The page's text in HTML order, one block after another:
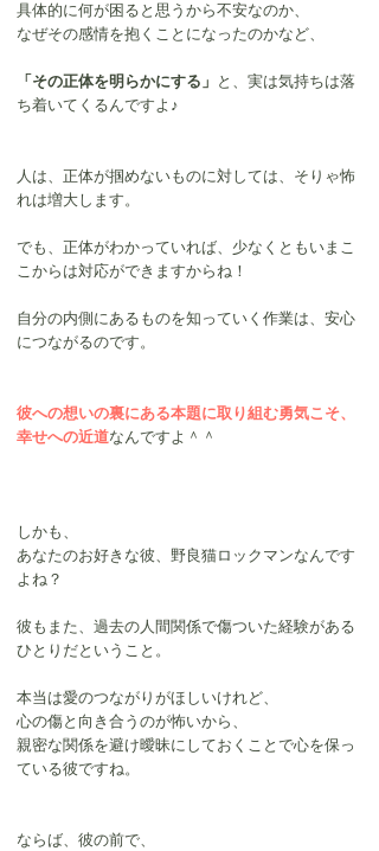
具体的に何が困ると思うから不安なのか、
なぜその感情を抱くことになったのかなど、
「その正体を明らかにする」 と、実は気持ちは落
ち着いてくるんですよ♪
人は、正体が掴めないものに対しては、そりゃ怖
れは増大します。
でも、正体がわかっていれば、少なくともいまこ
こからは対応ができますからね！
自分の内側にあるものを知っていく作業は、安心
につながるのです。
彼への想いの裏にある本題に取り組む勇気こそ、
幸せへの近道なんですよ＾＾
しかも、
あなたのお好きな彼、野良猫ロックマンなんです
よね？
彼もまた、過去の人間関係で傷ついた経験がある
ひとりだということ。
本当は愛のつながりがほしいけれど、
心の傷と向き合うのが怖いから、
親密な関係を避け曖昧にしておくことで心を保っ
ている彼ですね。
ならば、彼の前で、